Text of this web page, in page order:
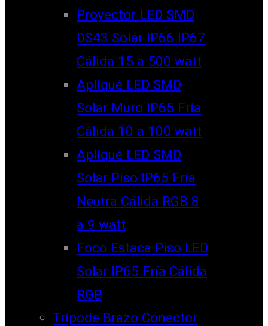
Proyector LED SMD
DS43 Solar IP66 IP67
Cálida 15 a 500 watt
Apliqué LED SMD
Solar Muro IP65 Fría
Cálida 10 a 100 watt
Apliqué LED SMD
Solar Piso IP65 Fría
Neutra Cálida RGB 8
a 9 watt
Foco Estaca Piso LED
Solar IP65 Fría Cálida
RGB
Trípode Brazo Conector